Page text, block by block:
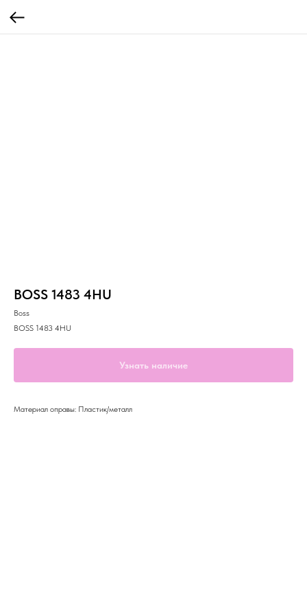
BOSS 1483 4HU
Boss
BOSS 1483 4HU
Узнать наличие
Материал оправы: Пластик/металл